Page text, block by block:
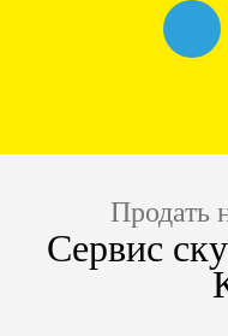
Продать
Сервис